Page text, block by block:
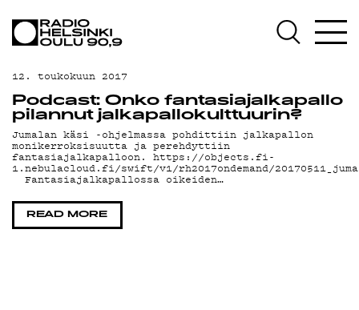
AJANKOHTAISTA
OHJELMAT
TEKIJÄT
ON-DEMAND
PODCAST
MAINOSTA
12. toukokuun 2017
Podcast: Onko fantasiajalkapallo
pilannut jalkapallokulttuurin?
Jumalan käsi -ohjelmassa pohdittiin jalkapallon
monikerroksisuutta ja perehdyttiin
fantasiajalkapalloon. https://objects.fi-
1.nebulacloud.fi/swift/v1/rh2017ondemand/
Fantasiajalkapallossa oikeiden…
READ MORE